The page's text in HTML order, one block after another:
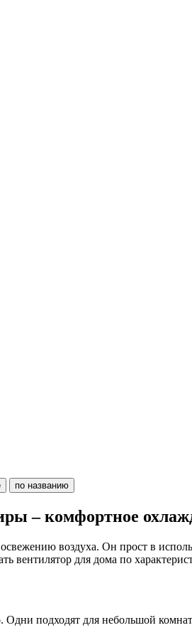
по названию
– комфортное
воздуха. Он прост в
вентилятор для дома по
подходят для небольшой